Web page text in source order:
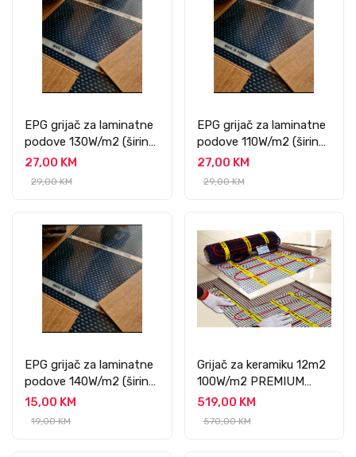
EPG grijač za laminatne
podove 130W/m2 (širine
100 cm)
27,00 KM
29,00 KM
EPG grijač za laminatne
podove 110W/m2 (širine
100 cm)
27,00 KM
29,00 KM
EPG grijač za laminatne
podove 140W/m2 (širine
50cm)
15,00 KM
19,00 KM
Grijač za keramiku 12m2
100W/m2 PREMIUM
PROFESSIONAL
519,00 KM
570,00 KM